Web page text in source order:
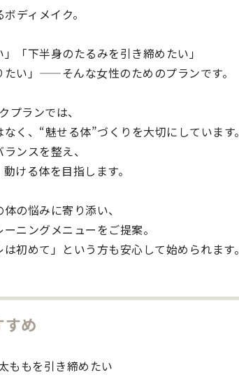
ディメイク。
」「下半身のたるみを引き締めたい」
たい」——そんな女性のためのプランです。
プランでは、
く、“魅せる体”づくりを大切にしています。
ンスを整え、
ける体を目指します。
の悩みに寄り添い、
ニングメニューをご提案。
は初めて」という方も安心して始められます。
すめ
ももを引き締めたい